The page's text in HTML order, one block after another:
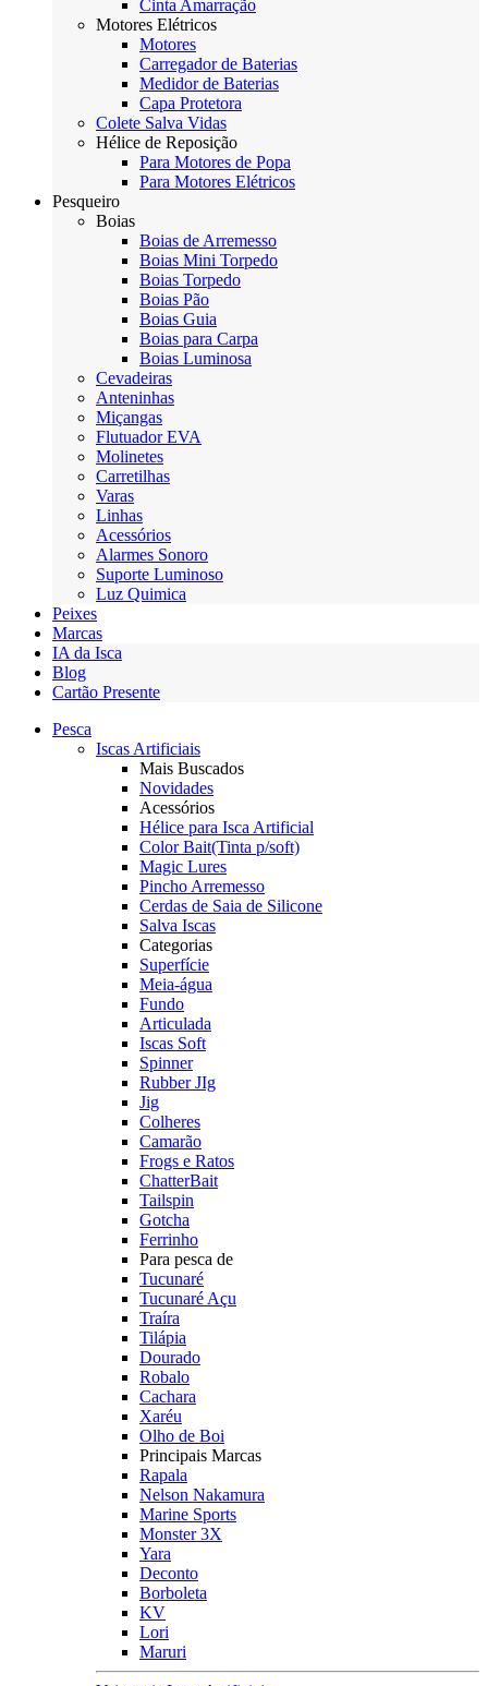
Cinta Amarração
Motores Elétricos
Motores
Carregador de Baterias
Medidor de Baterias
Capa Protetora
Colete Salva Vidas
Hélice de Reposição
Para Motores de Popa
Para Motores Elétricos
Pesqueiro
Boias
Boias de Arremesso
Boias Mini Torpedo
Boias Torpedo
Boias Pão
Boias Guia
Boias para Carpa
Boias Luminosa
Cevadeiras
Anteninhas
Miçangas
Flutuador EVA
Molinetes
Carretilhas
Varas
Linhas
Acessórios
Alarmes Sonoro
Suporte Luminoso
Luz Quimica
Peixes
Marcas
IA da Isca
Blog
Cartão Presente
Pesca
Iscas Artificiais
Mais Buscados
Novidades
Acessórios
Hélice para Isca Artificial
Color Bait(Tinta p/soft)
Magic Lures
Pincho Arremesso
Cerdas de Saia de Silicone
Salva Iscas
Categorias
Superfície
Meia-água
Fundo
Articulada
Iscas Soft
Spinner
Rubber JIg
Jig
Colheres
Camarão
Frogs e Ratos
ChatterBait
Tailspin
Gotcha
Ferrinho
Para pesca de
Tucunaré
Tucunaré Açu
Traíra
Tilápia
Dourado
Robalo
Cachara
Xaréu
Olho de Boi
Principais Marcas
Rapala
Nelson Nakamura
Marine Sports
Monster 3X
Yara
Deconto
Borboleta
KV
Lori
Maruri